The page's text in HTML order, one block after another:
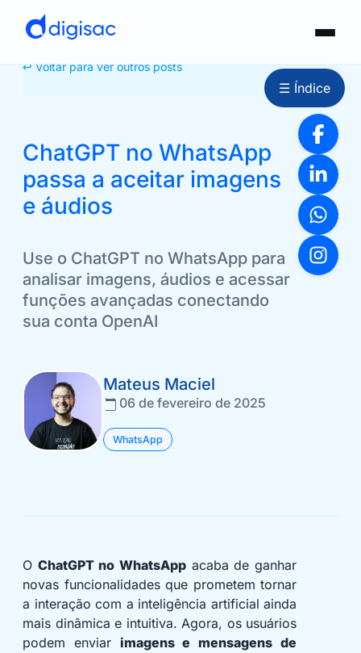
↩ Voltar para ver outros posts
ChatGPT no WhatsApp
passa a aceitar imagens
e áudios
Use o ChatGPT no WhatsApp para
analisar imagens, áudios e acessar
funções avançadas conectando
sua conta OpenAI
Mateus Maciel
06 de fevereiro de 2025
WhatsApp
O ChatGPT no WhatsApp acaba de ganhar
novas funcionalidades que prometem tornar
a interação com a inteligência artificial ainda
mais dinâmica e intuitiva. Agora, os usuários
podem enviar imagens e mensagens de
☰ Índice